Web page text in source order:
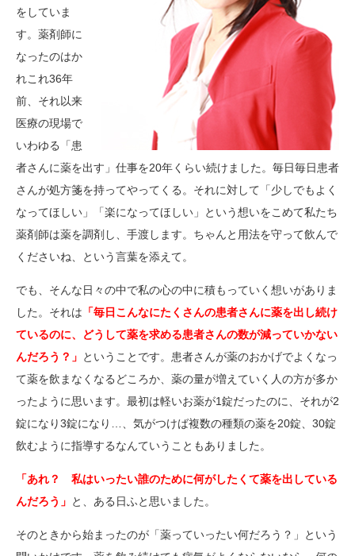
をしていま
す。薬剤師に
なったのはか
れこれ36年
前、それ以来
医療の現場で
いわゆる「患
者さんに薬を出す」仕事を20年くらい続けました。毎日毎日患者
さんが処方箋を持ってやってくる。それに対して「少しでもよく
なってほしい」「楽になってほしい」という想いをこめて私たち
薬剤師は薬を調剤し、手渡します。ちゃんと用法を守って飲んで
くださいね、という言葉を添えて。
でも、そんな日々の中で私の心の中に積もっていく想いがありま
した。それは 「毎日こんなにたくさんの患者さんに薬を出し続け
ているのに、どうして薬を求める患者さんの数が減っていかない
んだろう？」 ということです。患者さんが薬のおかげでよくなっ
て薬を飲まなくなるどころか、薬の量が増えていく人の方が多か
ったように思います。最初は軽いお薬が1錠だったのに、それが2
錠になり3錠になり…、気がつけば複数の種類の薬を20錠、30錠
飲むように指導するなんていうこともありました。
「あれ？ 私はいったい誰のために何がしたくて薬を出している
んだろう」 と、ある日ふと思いました。
そのときから始まったのが「薬っていったい何だろう？」という